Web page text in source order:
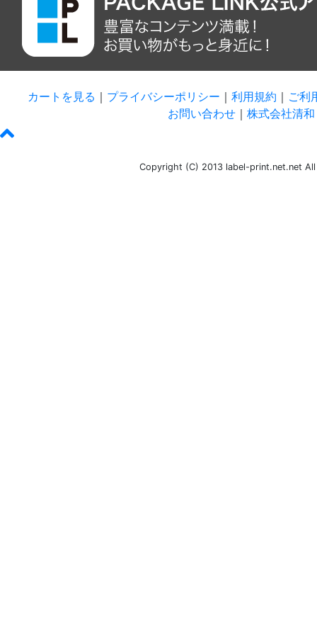
カートを見る ｜ プライバシーポリシー ｜ 利用規約 ｜ ご利
お問い合わせ｜ 株式会社清
Copyright (C) 2013 label-print.net.net